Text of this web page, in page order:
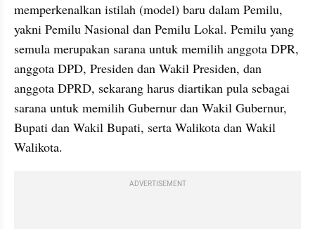
memperkenalkan istilah (model) baru dalam Pemilu,
yakni Pemilu Nasional dan Pemilu Lokal. Pemilu yang
semula merupakan sarana untuk memilih anggota DPR,
anggota DPD, Presiden dan Wakil Presiden, dan
anggota DPRD, sekarang harus diartikan pula sebagai
sarana untuk memilih Gubernur dan Wakil Gubernur,
Bupati dan Wakil Bupati, serta Walikota dan Wakil
Walikota.
ADVERTISEMENT